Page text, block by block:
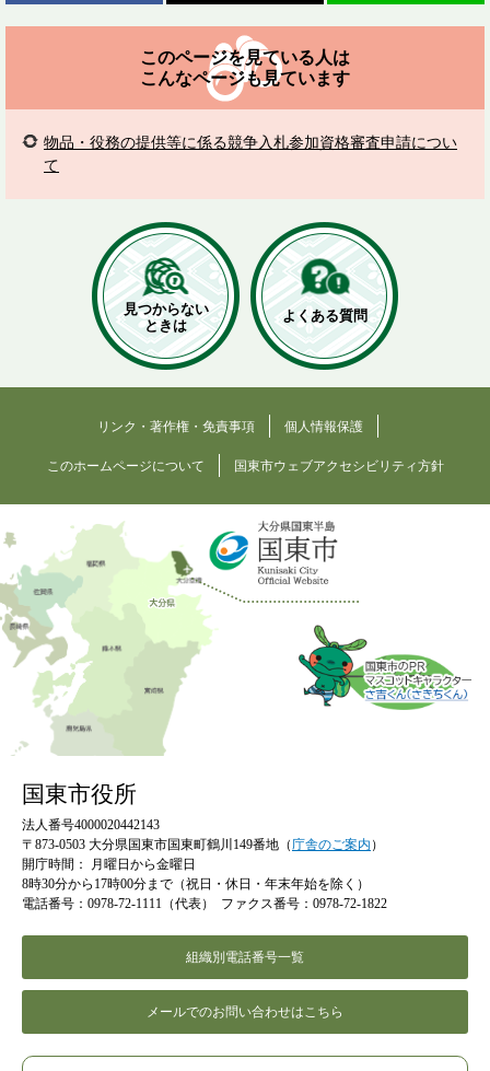
このページを見ている人は
こんなページも見ています
物品・役務の提供等に係る競争入札参加資格審査申請につい
て
見つからない
ときは
よくある質問
リンク・著作権・免責事項 個人情報保護
このホームページについて 国東市ウェブアクセシビリティ方針
国東市役所
法人番号4000020442143
〒873-0503 大分県国東市国東町鶴川149番地（ 庁舎のご案内 ）
開庁時間：
月曜日から金曜日
8時30分から17時00分まで（祝日・休日・年末年始を除く）
電話番号：0978-72-1111（代表）
ファクス番号：0978-72-1822
組織別電話番号一覧
メールでのお問い合わせはこちら